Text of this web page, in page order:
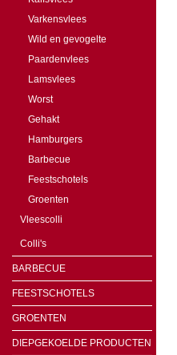
Varkensvlees
Wild en gevogelte
Paardenvlees
Lamsvlees
Worst
Gehakt
Hamburgers
Barbecue
Feestschotels
Groenten
Vleescolli
Colli's
BARBECUE
FEESTSCHOTELS
GROENTEN
DIEPGEKOELDE PRODUCTEN